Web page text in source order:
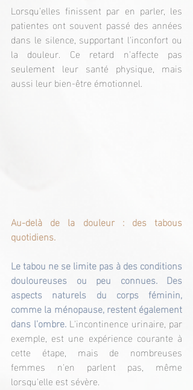
Lorsqu'elles finissent par en parler, les
patientes ont souvent passé des années
dans le silence, supportant l'inconfort ou
la douleur. Ce retard n'affecte pas
seulement leur santé physique, mais
aussi leur bien-être émotionnel.
Au-delà de la douleur : des tabous
quotidiens.
Le tabou ne se limite pas à des conditions
douloureuses ou peu connues. Des
aspects naturels du corps féminin,
comme la ménopause, restent également
dans l'ombre. L'incontinence urinaire, par
exemple, est une expérience courante à
cette étape, mais de nombreuses
femmes n'en parlent pas, même
lorsqu'elle est sévère.